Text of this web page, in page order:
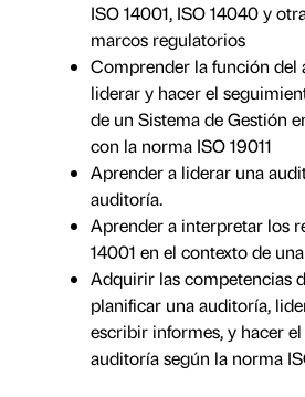
ISO 14001, ISO 14040 y
marcos regulatorios
Comprender la función del
liderar y hacer el
de un Sistema de Gestión
con la norma ISO 19011
Aprender a liderar una
auditoría.
Aprender a interpretar los
14001 en el contexto de
Adquirir las competencias
planificar una auditoría,
escribir informes, y hacer
auditoría según la norma